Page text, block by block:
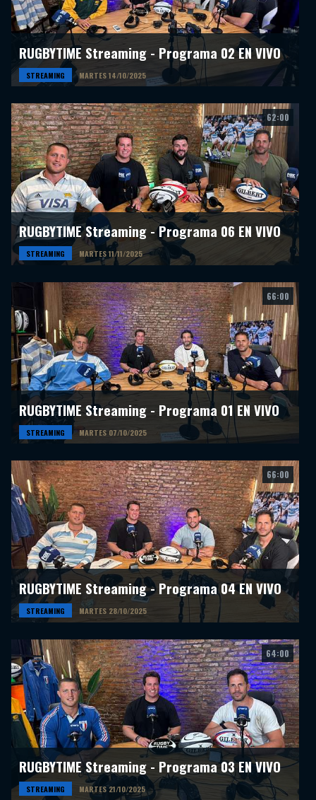
RUGBYTIME Streaming - Programa 02 EN VIVO
STREAMING MARTES 14/10/2025
62:00
RUGBYTIME Streaming - Programa 06 EN VIVO
STREAMING MARTES 11/11/2025
66:00
RUGBYTIME Streaming - Programa 01 EN VIVO
STREAMING MARTES 07/10/2025
66:00
RUGBYTIME Streaming - Programa 04 EN VIVO
STREAMING MARTES 28/10/2025
64:00
RUGBYTIME Streaming - Programa 03 EN VIVO
STREAMING MARTES 21/10/2025